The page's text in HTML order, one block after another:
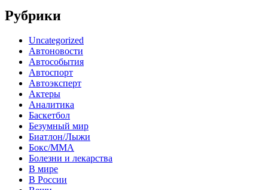
Рубрики
Uncategorized
Автоновости
Автособытия
Автоспорт
Автоэксперт
Актеры
Аналитика
Баскетбол
Безумный мир
Биатлон/Лыжи
Бокс/MMA
Болезни и лекарства
В мире
В России